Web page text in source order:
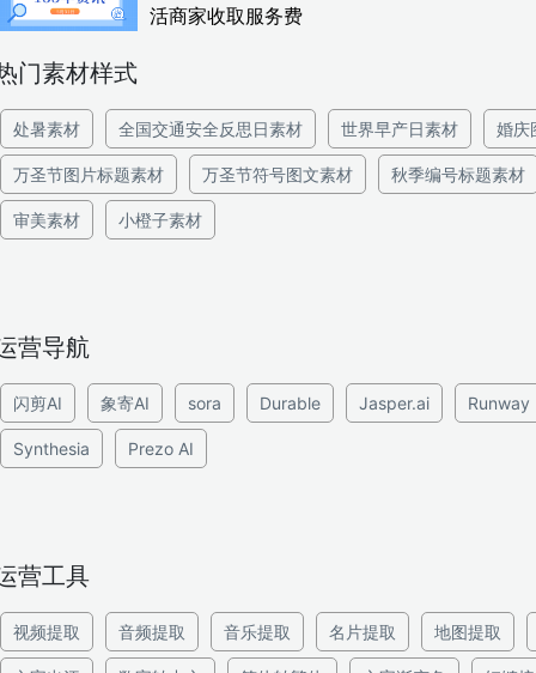
活商家收取服务费
门素材样式
处暑素材 全国交通安全反思日素材 世界早产日素材 婚庆
万圣节图片标题素材 万圣节符号图文素材 秋季编号标题素材
审美素材 小橙子素材
营导航
闪剪AI 象寄AI sora Durable Jasper.ai Runway
Synthesia Prezo AI
营工具
视频提取 音频提取 音乐提取 名片提取 地图提取